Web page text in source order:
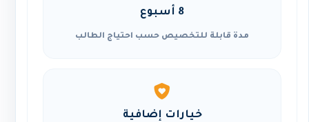
8 أسبوع
مدة قابلة للتخصيص حسب احتياج الطالب
خيارات إضافية